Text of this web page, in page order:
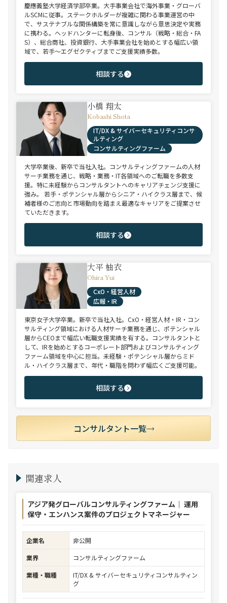
慶應義塾大学経済学部卒業。大手事業会社で海外事業・グローバ
ルSCMに従事。ステークホルダーが複雑に関わる事業運営の中
で、サステナブルな関係構築を常に意識しながら意思決定や実務
に携わる。ヘッドハンターに転身後、コンサル（戦略・総合・FA
S）、総合商社、投資銀行、大手事業会社を始めとする幅広い領
域で、若手～エグゼクティブまでご支援実績多数。
相談する
小橋 翔太
Kobashi Shota
IT/DX & サイバーセキュリティコンサ
ルティング
コンサルティングファーム
大学卒業後、新卒で当社入社。コンサルティングファームの人材
サーチ業務を通じ、戦略・業務・IT各領域へのご転職を多数支
援。特に未経験からコンサルタントへのキャリアチェンジ支援に
強み。 若手・ポテンシャル層からシニア・ハイクラス層まで、候
補者様のご志向と市場動向を踏まえ最適なキャリアをご提案させ
ていただきます。
相談する
大平 柚衣
Ohira Yui
CxO・経営人材
広報・IR
東京女子大学卒業。新卒で当社入社。CxO・経営人材・IR・コン
サルティング領域における人材サーチ業務を通じ、ポテンシャル
層からCEOまで幅広い転職支援実績を有する。コンサルタントと
して、IRを始めとするコーポレート部門およびコンサルティング
ファーム領域を中心に担当。未経験・ポテンシャル層からミド
ル・ハイクラス層まで、年代・職階を問わず幅広くご支援可能。
相談する
コンサルタント一覧
関連求人
アジア発グローバルコンサルティングファーム｜ 運用
保守・エンハンス案件のプロジェクトマネージャー
企業名
非公開
業界
コンサルティングファーム
業種・職種
IT/DX & サイバーセキュリティコンサルティン
グ